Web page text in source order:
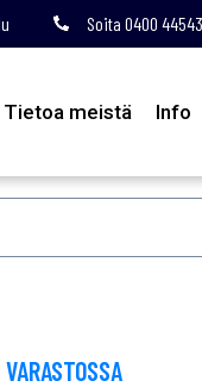
Soita 0400
Tietoa meistä Info
VARASTOSSA